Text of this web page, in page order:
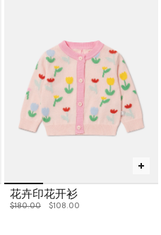
花卉印花开衫
价格从
$180.00下降至
$108.00